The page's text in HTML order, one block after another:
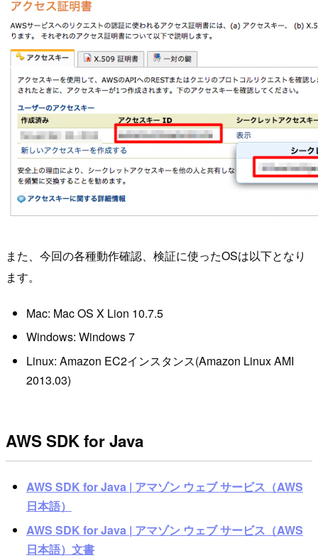
また、今回の各種動作確認、検証に使ったOSは以下となり
ます。
Mac: Mac OS X Lion 10.7.5
Windows: Windows 7
Linux: Amazon EC2インスタンス(Amazon Linux AMI
2013.03)
AWS SDK for Java
AWS SDK for Java | アマゾン ウェブ サービス（AWS
日本語）
AWS SDK for Java | アマゾン ウェブ サービス（AWS
日本語）文書